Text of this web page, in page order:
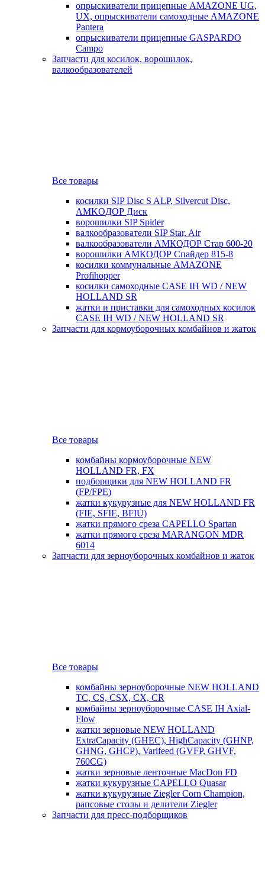
опрыскиватели прицепные AMAZONE UG,
UX, опрыскиватели самоходные AMAZONE
Pantera
опрыскиватели прицепные GASPARDO
Campo
Запчасти для косилок, ворошилок,
валкообразователей
Все товары
косилки SIP Disc S ALP, Silvercut Disc,
AMKOДОР Диск
ворошилки SIP Spider
валкообразователи SIP Star, Air
валкообразователи АМКОДОР Стар 600-20
ворошилки АМКОДОР Спайдер 815-8
косилки коммунальные AMAZONE
Profihopper
косилки самоходные CASE IH WD / NEW
HOLLAND SR
жатки и приставки для самоходных косилок
CASE IH WD / NEW HOLLAND SR
Запчасти для кормоуборочных комбайнов и жаток
Все товары
комбайны кормоуборочные NEW
HOLLAND FR, FX
подборщики для NEW HOLLAND FR
(FP/FPE)
жатки кукурузные для NEW HOLLAND FR
(FIE, SFIE, BFIU)
жатки прямого среза CAPELLO Spartan
жатки прямого среза MARANGON MDR
6014
Запчасти для зерноуборочных комбайнов и жаток
Все товары
комбайны зерноуборочные NEW HOLLAND
TC, CS, CSX, CX, CR
комбайны зерноуборочные CASE IH Axial-
Flow
жатки зерновые NEW HOLLAND
ExtraCapacity (GHEC), HighCapacity (GHNP,
GHNG, GHCP), Varifeed (GVFP, GHVF,
760CG)
жатки зерновые ленточные MacDon FD
жатки кукурузные CAPELLO Quasar
жатки кукурузные Ziegler Corn Champion,
рапсовые столы и делители Ziegler
Запчасти для пресс-подборщиков